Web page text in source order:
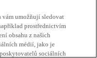
vám umožňují sledovat
prostřednictvím
obsahu z našich
médií, jako je
sociálních